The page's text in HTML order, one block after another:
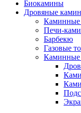
Биокамины
Дровяные
Каминные
Печи-
Барбекю
Газовые
Каминные